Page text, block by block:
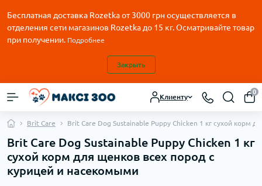
Бесплатная доставка Rozetka от3000 грн осуществляется в
отделения сети магазинов Rozetka до 15 кг. Осматривайте товар
при получении. Подробнее
Закрыть
Клиенту
0
Brit Care Brit Care Dog Sustainable Puppy Chicken 1 кг сухой корм
Brit Care Dog Sustainable Puppy Chicken 1 кг
сухой корм для щенков всех пород с
курицей и насекомыми